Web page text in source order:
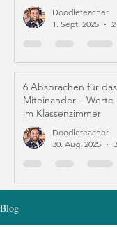
Doodleteacher
1. Sept. 2025
6 Absprachen für das
Miteinander – Werte
im Klassenzimmer
Doodleteacher
30. Aug. 2025
Blog